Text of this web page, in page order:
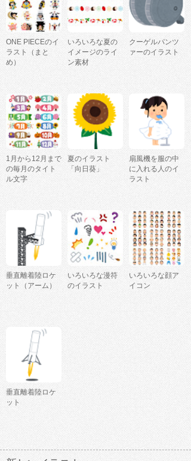
ONE PIECEのイ
ラスト（まと
め）
いろいろな夏の
イメージのライ
ン素材
クーゲルパンツ
ァーのイラスト
1月から12月まで
の毎月のタイト
ル文字
夏のイラスト
「向日葵」
扇風機を服の中
に入れる人のイ
ラスト
垂直離着陸ロケ
ット（アーム）
いろいろな漫符
のイラスト
いろいろな顔ア
イコン
垂直離着陸ロケ
ット